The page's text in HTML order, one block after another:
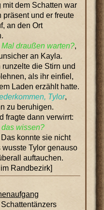
mit dem Schatten war
präsent und er freute
an den Ort
draußen warten?,
an Kayla.
die Stirn und
als ihr einfiel,
Laden erzählt hatte.
Tylor,
zu beruhigen.
fragte dann verwirrt:
wissen?
konnte sie nicht
Tylor genauso
auftauchen.
Randbezirk]